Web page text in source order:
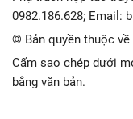
0982.186.628; Email:
© Bản quyền thuộc về
Cấm sao chép dưới
bằng văn bản.